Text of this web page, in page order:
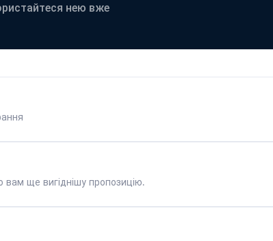
нею вже
вам ще вигіднішу пропозицію.